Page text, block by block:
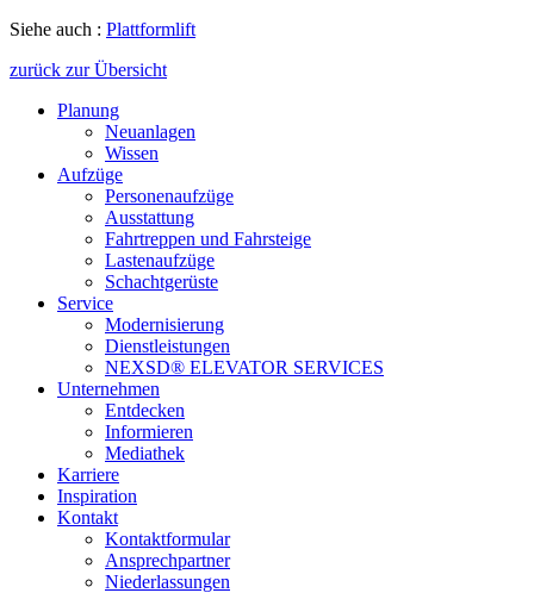
Siehe auch : Plattformlift
zurück zur Übersicht
Planung
Neuanlagen
Wissen
Aufzüge
Personenaufzüge
Ausstattung
Fahrtreppen und Fahrsteige
Lastenaufzüge
Schachtgerüste
Service
Modernisierung
Dienstleistungen
NEXSD® ELEVATOR SERVICES
Unternehmen
Entdecken
Informieren
Mediathek
Karriere
Inspiration
Kontakt
Kontaktformular
Ansprechpartner
Niederlassungen